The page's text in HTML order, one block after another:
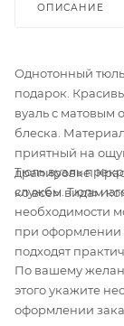
ОПИСАНИЕ
Однотонный
подарок.
вуаль с матовым
блеска.
приятный на
драпировке.
ко всем видам
Тюль вуаль
службы. Тюль
необходимости
при оформлении
подходят
По вашему
этого укажите
оформлении